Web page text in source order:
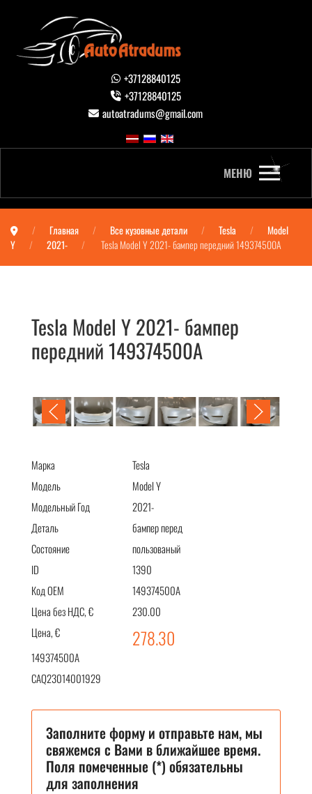
+37128840125
+37128840125
autoatradums@gmail.com
МЕНЮ
Главная Все кузовные детали Tesla
Model
Y
2021- Tesla Model Y 2021- бампер передний 149374500A
Tesla Model Y 2021- бампер
передний 149374500A
Марка
Tesla
Модель
Model Y
Модельный Год
2021-
Деталь
бампер перед
Состояние
пользованый
ID
1390
Код OEM
149374500A
Цена без НДС, €
230.00
Цена, €
278.30
149374500A
CAQ23014001929
Заполните форму и отправьте нам, мы
свяжемся с Вами в ближайшее время.
Поля помеченные (*) обязательны
для заполнения